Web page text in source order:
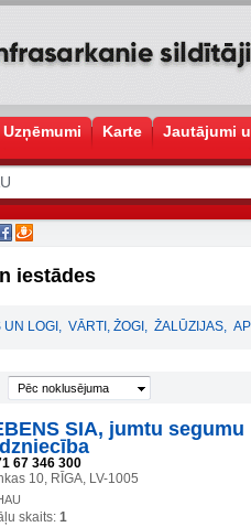
Uzņēmumi Karte Jautājumi
iestādes
UN LOGI , VĀRTI, ŽOGI , ŽALŪZIJAS,
Pēc noklusējuma
SIA, jumtu
67 346 300
10, RĪGA, LV-1005
skaits: 1